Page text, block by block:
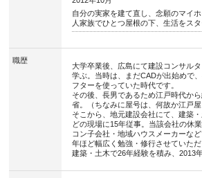
自分の実家を建て直し、念願のマイ
人家族でひとつ屋根の下、生活をス
職歴
大学卒業後、広島にて建設コンサル
学ぶ。当時は、まだCADが出始めで
フターを使っていた時代です。
その後、長男であるため江戸時代か
省。（ちなみに屋号は、何故か江戸屋
そこから、地元建設会社にて、建築
どの現場に15年従事。当該会社の休
コン子会社・地域ハウスメーカーな
年ほど幅広く勉強・修行させていただ
建築・土木で26年経験を積み、2013